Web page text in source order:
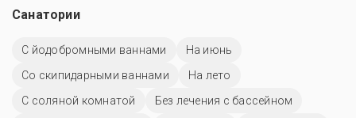
Санатории
С йодобромными ваннами
На июнь
Со скипидарными ваннами
На лето
С соляной комнатой
Без лечения с бассейном